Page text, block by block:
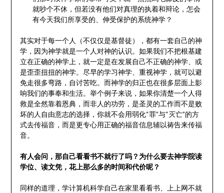
就吵个不休，但若没有他们对真理的执着和辩论，怎会
有今天我们所享受的、伸受保护的系统神学？
其实对于每一个人（不仅仅是基督徒），都有一套自己的神
学，因为神学就是一个人对神的认识。如果我们不把根基建
立在正确的神学上，就一定是在发展自己不正确的神学、或
是歪歪扭扭的神学。尽早的学习神学、重视神学，就可以避
免走很多弯路，自讨苦吃。而神学的归正也在很多层面上影
响我们的事奉和生活。举个例子来说，如果你清楚一个人得
救是全然靠着恩典，而非人的功劳，是圣灵的工作而不是败
坏的人自由意志的选择，你就不会用弱化“罪”与“灭亡”的方
式去传福音，而是更专心用正确的福音信息辅以祷告来传福
音。
有人会问，那自己看看书不就行了吗？为什么要去神学院读
学位、读文凭，花上那么多的时间和代价呢？
同样的道理，学计算机科学自己在家里看看书、上上网不就